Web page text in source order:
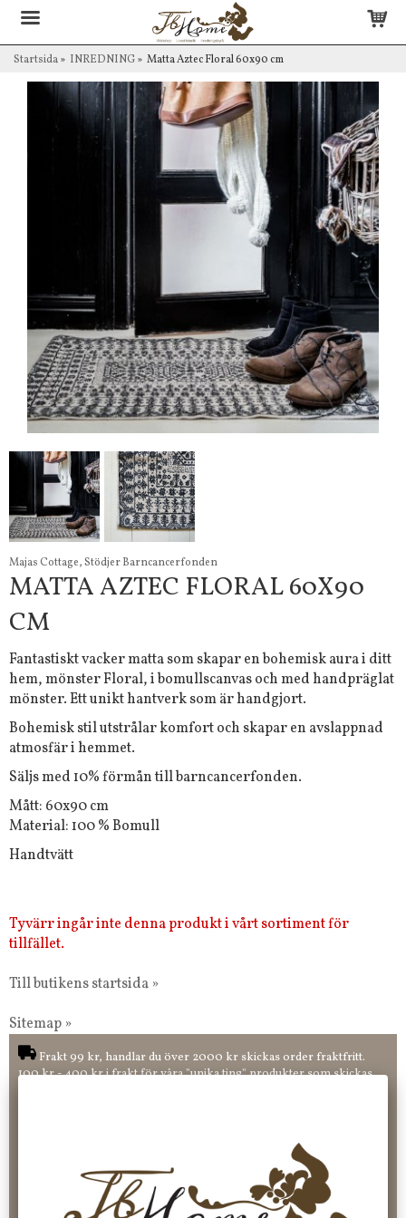
Startsida» INREDNING» Matta Aztec Floral 60x90 cm
Majas Cottage, Stödjer Barncancerfonden
MATTA AZTEC FLORAL 60X90
CM
Fantastiskt vacker matta som skapar en bohemisk aura i ditt
hem, mönster Floral, i bomullscanvas och med handpräglat
mönster. Ett unikt hantverk som är handgjort.
Bohemisk stil utstrålar komfort och skapar en avslappnad
atmosfär i hemmet.
Säljs med 10% förmån till barncancerfonden.
Mått: 60x90 cm
Material: 100 % Bomull
Handtvätt
Tyvärr ingår inte denna produkt i vårt sortiment för
tillfället.
Till butikens startsida »
Sitemap »
Frakt 99 kr, handlar du över 2000 kr skickas order fraktfritt.
100 kr - 400 kr i frakt för våra "unika ting" produkter som skickas.
CHECKOUT. Välj själv hur du vill betala mellan alla Klarnas
betalningstjänster. Och du kan även välja PAYSON betalningstjänst.
Nöjda kunder och strävar efter att ha snabba leveranser!
-ligt Tack för att just Du tittar in hos Jb Home!